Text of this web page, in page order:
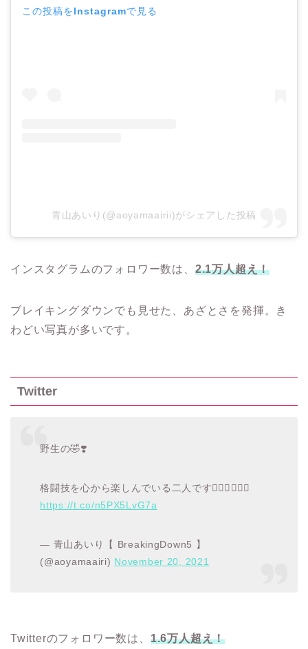
この投稿をInstagramで見る
青山あいり(@aoyamaairii)がシェアした投稿
インスタグラムのフォロワー数は、 2.1万人超え！
ブレイキングダウンでも見せた、あざとさを発揮。き
わどい写真が多いです。
Twitter
野生の🤣❣️
格闘技を心から楽しんでいる二人です🙋🏻‍♀️🙋🏻‍♀️
https://t.co/n5PX5LvG7a
— 青山あいり【 BreakingDown5 】
(@aoyamaairi) November 20, 2021
Twitterのフォロワー数は、 1.6万人超え！